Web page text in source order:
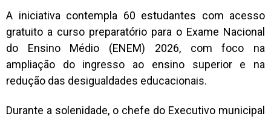
A iniciativa contempla 60 estudantes com acesso
gratuito a curso preparatório para o Exame Nacional
do Ensino Médio (ENEM) 2026, com foco na
ampliação do ingresso ao ensino superior e na
redução das desigualdades educacionais.
Durante a solenidade, o chefe do Executivo municipal